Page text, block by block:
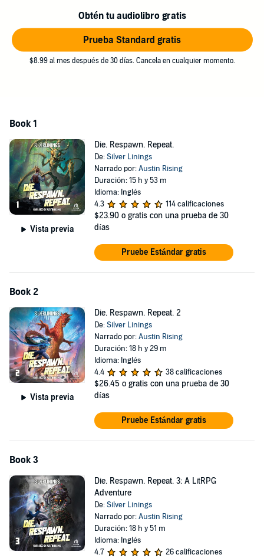
Don't miss the start of this action-packed progression fantasy
seamlessly merging aspects from apocalyptic LitRPGs like He Who
Fights with Monsters and Time Loop stories like Mother of Learning.
©2024 Silver Linings (P)2024 Recorded Books
Obtén tu audiolibro gratis
Prueba Standard gratis
$8.99 al mes después de 30 días. Cancela en cualquier momento.
Book 1
Vista previa
Die. Respawn. Repeat.
De:Silver Linings
Narrado por:Austin Rising
Duración: 15 h y 53 m
Idioma: Inglés
4.3
114 calificaciones
$23.90 o gratis con una prueba de 30
días
Pruebe Estándar gratis
Book 2
Vista previa
Die. Respawn. Repeat. 2
De:Silver Linings
Narrado por:Austin Rising
Duración: 18 h y 29 m
Idioma: Inglés
4.4
38 calificaciones
$26.45 o gratis con una prueba de 30
días
Pruebe Estándar gratis
Book 3
Die. Respawn. Repeat. 3: A LitRPG
Adventure
De:Silver Linings
Narrado por:Austin Rising
Duración: 18 h y 51 m
Idioma: Inglés
4.7
26 calificaciones